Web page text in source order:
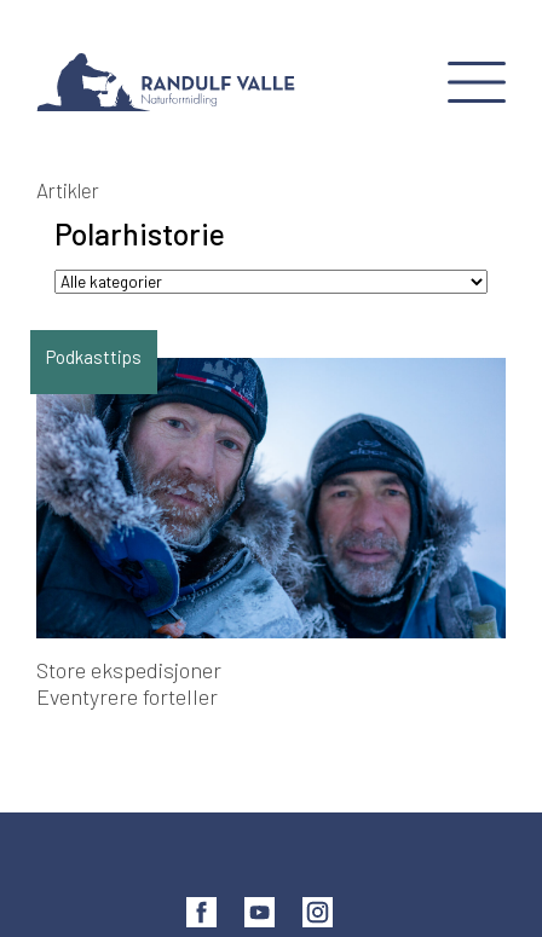
Artikler
Polarhistorie
Podkasttips
Store ekspedisjoner
Eventyrere forteller